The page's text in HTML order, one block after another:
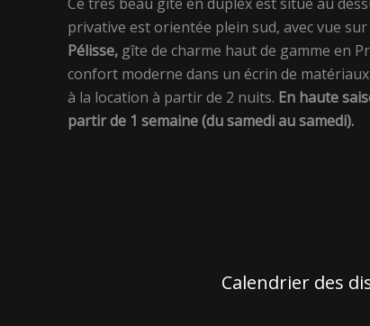
privative est orientée plein sud, avec vue sur
Pélisse, gîte de charme haut de gamme en
confort moderne dans un écrin de
à la location à partir de 2 nuits. En haute
partir de 1 semaine (du samedi au samedi).
Calendrier des